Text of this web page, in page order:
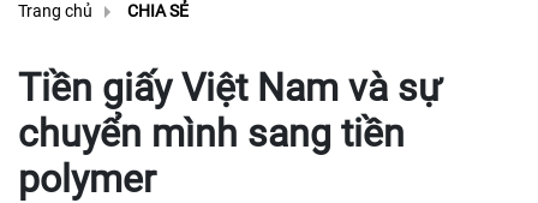
Trang chủ CHIA SẺ
Tiền giấy Việt Nam và sự
chuyển mình sang tiền
polymer